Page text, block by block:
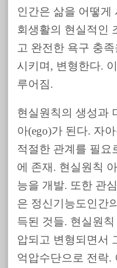
인간은 삶을 어떻게
회생활의 현실적인
고 완전한 욕구 충
시키며, 변형한다.
루어짐.
현실원칙의 생성과
아(ego)가 된다. 자
적절한 관계를 필요
에 존재. 현실원칙
능을 개발. 또한 관
은 정신기능도인간
득된 것들. 현실원
압되고 변형되면서
억압수단으로 전락.